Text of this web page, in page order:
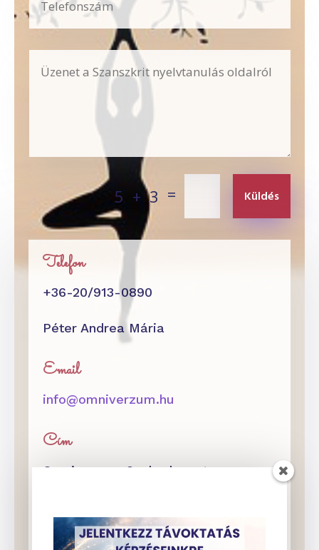
5 + 3 = Küldés
Telefon
+36-20/913-0890
Péter Andrea Mária
Email
info@omniverzum.hu
Cím
Omniverzum Szabadegyetem
2 emelet 5.
37-es kapucsengő